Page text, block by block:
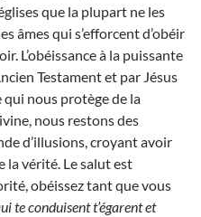
que la plupart ne les
âmes qui s’efforcent d’obéir
L’obéissance à la puissante
Testament et par Jésus
qui nous protège de la
nous restons des
d’illusions, croyant avoir
la vérité. Le salut est
obéissez tant que vous
te conduisent t’égarent et